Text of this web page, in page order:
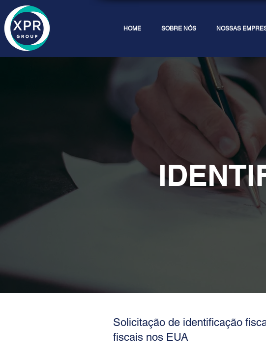
HOME SOBRE NÓS NOSSAS
Solicitação de identificação
fiscais nos EUA